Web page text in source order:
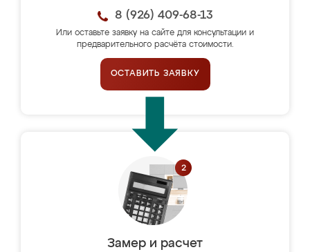
8 (926) 409-68-13
Или оставьте заявку на сайте для консультации и
предварительного расчёта стоимости.
ОСТАВИТЬ ЗАЯВКУ
Замер и расчет